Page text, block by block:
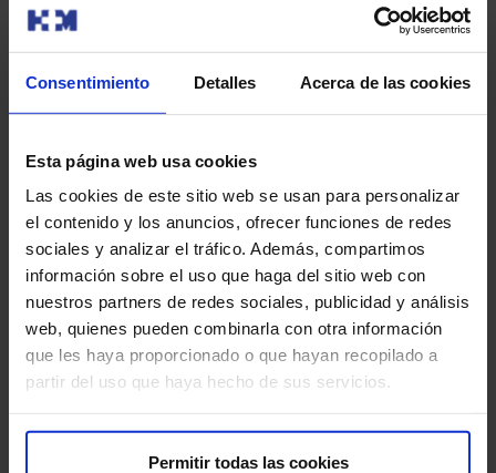
Consentimiento Detalles Acerca de las cookies
Esta página web usa cookies
Las cookies de este sitio web se usan para personalizar
el contenido y los anuncios, ofrecer funciones de redes
sociales y analizar el tráfico. Además, compartimos
información sobre el uso que haga del sitio web con
nuestros partners de redes sociales, publicidad y análisis
web, quienes pueden combinarla con otra información
que les haya proporcionado o que hayan recopilado a
partir del uso que haya hecho de sus servicios.
Permitir todas las cookies
diagnóstico neurofisiológico:
Estaciones EMG con análisis cuantitativo de unidad
motora.
Laboratorio del sueño completo con polisomnografía.
Equipos de potenciales evocados multicanal.
Sistemas de monitorización intraoperatoria en
quirófano.
Todo el equipamiento cumple con los más altos
estándares de calidad y seguridad.
Preguntas frecuentes